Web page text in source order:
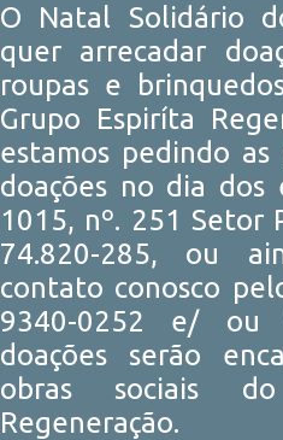
O Natal Solidário
quer arrecadar
roupas e
Grupo Espiríta
estamos pedindo as
doações no dia dos
1015, nº. 251 Setor
74.820-285, ou
contato conosco
9340-0252 e/ ou
doações serão
obras sociais
Regeneração.